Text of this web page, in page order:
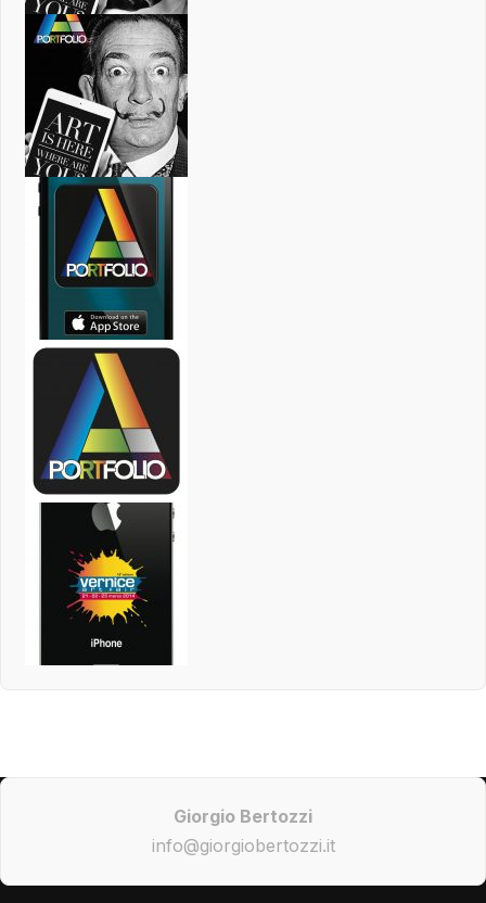
Giorgio Bertozzi
info@giorgiobertozzi.it